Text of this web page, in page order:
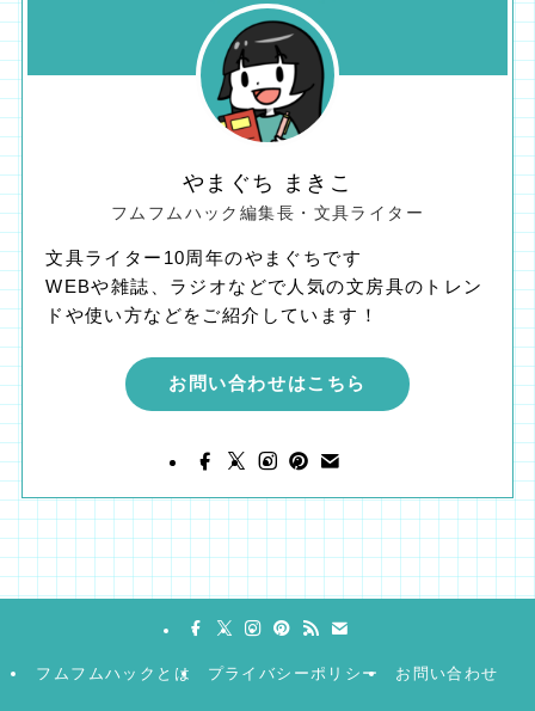
やまぐち まきこ
フムフムハック編集長・文具ライター
文具ライター10周年のやまぐちです
WEBや雑誌、ラジオなどで人気の文房具のトレン
ドや使い方などをご紹介しています！
お問い合わせはこちら
フムフムハックとは プライバシーポリシー お問い合わせ